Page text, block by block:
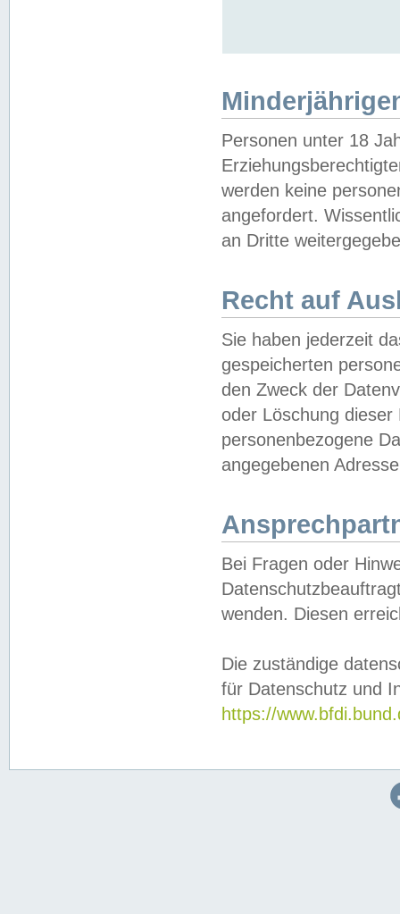
Personen unter 18
werden keine
angefordert.
an Dritte
Recht auf
Sie haben jederzeit
gespeicherten
den Zweck der
oder Löschung
personenbezogene
angegebenen
Bei Fragen oder
wenden. Diesen
Die zuständige
für Datenschutz und
https://